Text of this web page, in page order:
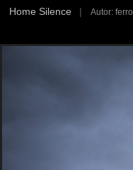
Home Silence | Autor: ferro